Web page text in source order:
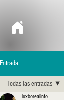
Entrada
Todas las entradas
luxborealinfo